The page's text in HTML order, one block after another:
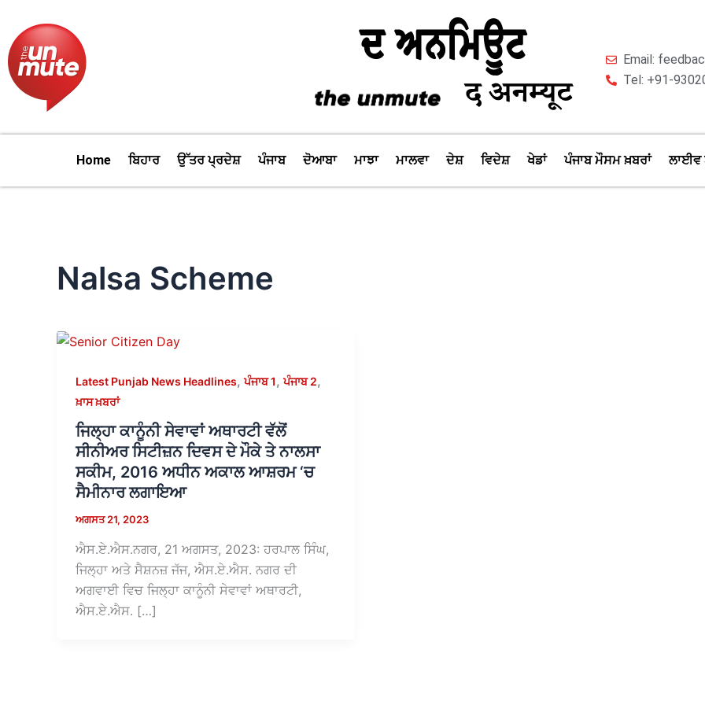
content
Email:
Tel: +91-
Home ਬਿਹਾਰ ਉੱਤਰ ਪ੍ਰਦੇਸ਼ ਪੰਜਾਬ ਦੋਆਬਾ ਮਾਝਾ ਮਾਲਵਾ ਦੇਸ਼ ਵਿਦੇਸ਼ ਖੇਡਾਂ ਪੰਜਾਬ ਮੌਸਮ ਖ਼ਬਰਾਂ ਲਾਈਵ
Nalsa Scheme
Latest Punjab News Headlines,ਪੰਜਾਬ 1,ਪੰਜਾਬ 2,
ਖ਼ਾਸ ਖ਼ਬਰਾਂ
ਜਿਲ੍ਹਾ ਕਾਨੂੰਨੀ ਸੇਵਾਵਾਂ ਅਥਾਰਟੀ ਵੱਲੋਂ
ਸੀਨੀਅਰ ਸਿਟੀਜ਼ਨ ਦਿਵਸ ਦੇ ਮੌਕੇ ਤੇ ਨਾਲਸਾ
ਸਕੀਮ, 2016 ਅਧੀਨ ਅਕਾਲ ਆਸ਼ਰਮ ‘ਚ
ਸੈਮੀਨਾਰ ਲਗਾਇਆ
ਅਗਸਤ 21, 2023
ਐਸ.ਏ.ਐਸ.ਨਗਰ, 21 ਅਗਸਤ, 2023: ਹਰਪਾਲ ਸਿੰਘ,
ਜਿਲ੍ਹਾ ਅਤੇ ਸੈਸ਼ਨਜ਼ ਜੱਜ, ਐਸ.ਏ.ਐਸ. ਨਗਰ ਦੀ
ਅਗਵਾਈ ਵਿਚ ਜਿਲ੍ਹਾ ਕਾਨੂੰਨੀ ਸੇਵਾਵਾਂ ਅਥਾਰਟੀ,
ਐਸ.ਏ.ਐਸ. […]